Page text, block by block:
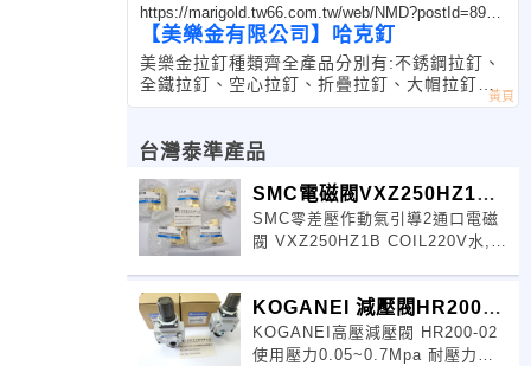
https://marigold.tw66.com.tw/web/NMD?postId=8973
96【美樂金有限公司】哈克釘
美樂金拉釘種類齊全產品分別有:不銹鋼拉釘、
全鐵拉釘、空心拉釘、折疊拉釘、大帽拉釘、
平頭拉釘(皿頭拉釘、沉頭拉釘)、鋁拉釘、開
台灣泰準產品
SMC電磁閥VXZ250HZ1B
COIL220V
SMC零差壓作動氣引導2通口電磁
閥 VXZ250HZ1B COIL220V水,
KOGANEI 減壓閥HR200-
02
KOGANEI高壓減壓閥 HR200-02
使用壓力0.05~0.7Mpa 耐壓力